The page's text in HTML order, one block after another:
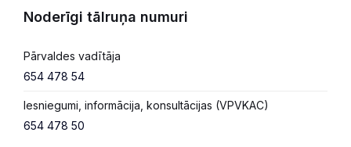
Noderīgi tālruņa numuri
Pārvaldes vadītāja
654 478 54
Iesniegumi, informācija, konsultācijas (VPVKAC)
654 478 50